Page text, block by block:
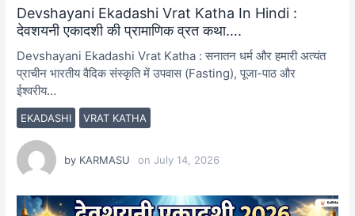
Devshayani Ekadashi Vrat Katha In Hindi :
देवशयनी एकादशी की प्रामाणिक व्रत कथा….
EKADASHI VRAT KATHA
Devshayani Ekadashi Vrat Katha : सनातन धर्म और हमारी अत्यंत
प्राचीन भारतीय वैदिक संस्कृति में उपवास (Fasting), पूजा-पाठ और
ईश्वरीय…
by KARMASU onJuly 14, 2026